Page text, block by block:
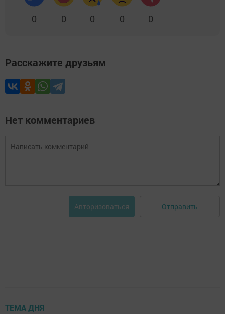
0 0 0 0 0
Расскажите друзьям
Нет комментариев
Авторизоваться Отправить
ТЕМА ДНЯ